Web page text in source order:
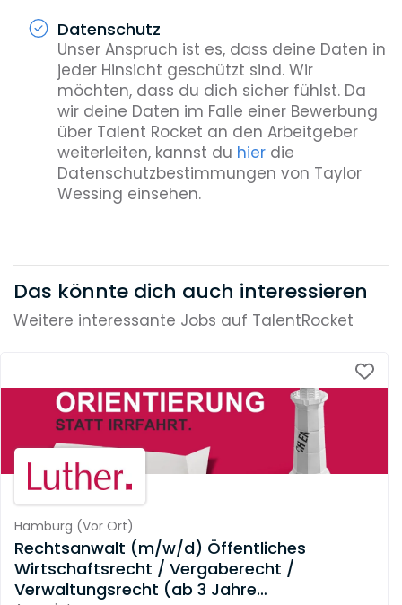
Datenschutz
Unser Anspruch ist es, dass deine Daten in
jeder Hinsicht geschützt sind. Wir
möchten, dass du dich sicher fühlst. Da
wir deine Daten im Falle einer Bewerbung
über Talent Rocket an den Arbeitgeber
weiterleiten, kannst du hierdie
Datenschutzbestimmungen von Taylor
Wessing einsehen.
Das könnte dich auch interessieren
Weitere interessante Jobs auf TalentRocket
Hamburg (Vor Ort)
Rechtsanwalt (m/w/d) Öffentliches
Wirtschaftsrecht / Vergaberecht /
Verwaltungsrecht (ab 3 Jahre